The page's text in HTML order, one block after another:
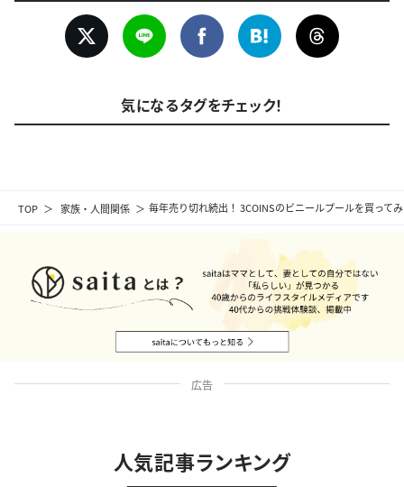
TOP 家族・人間関係 毎年売り切れ続出！ 3COINSのビニールプールを買って
気になるタグをチェック！
広告
人気記事ランキング